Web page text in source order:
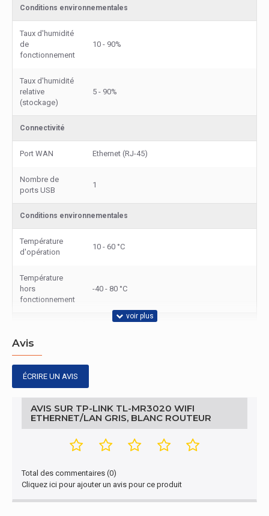
Conditions environnementales
Taux d'humidité
de
fonctionnement
10 - 90%
Taux d'humidité
relative
(stockage)
5 - 90%
Connectivité
Port WAN Ethernet (RJ-45)
Nombre de
ports USB
1
Conditions environnementales
Température
d'opération
10 - 60 °C
Température
hors
fonctionnement
-40 - 80 °C
Emballage
Design
Oui
Ergonomie
Bouton de
Avis
ÉCRIRE UN AVIS
AVIS SUR TP-LINK TL-MR3020 WIFI
ETHERNET/LAN GRIS, BLANC ROUTEUR
Total des commentaires (0)
Cliquez ici pour ajouter un avis pour ce produit